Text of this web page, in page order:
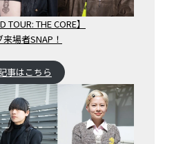
TOUR: THE CORE】
場者SNAP！
事はこちら